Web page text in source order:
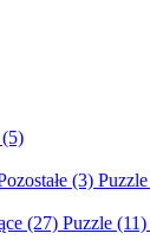
(5)
(3) Puzzle
(27) Puzzle (11)